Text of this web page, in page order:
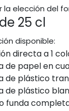
la elección del
25 cl
disponible:
directa a 1
de papel en
de plástico
de plástico
funda